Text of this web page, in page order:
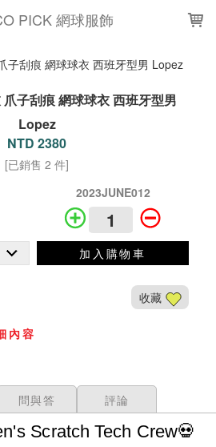
PICK 網球服飾
子刮痕 網球球衣 西班牙型男
Lopez
NTD 2380
[已銷售 2 件]
2023JUNE012
加入購物車
收藏
內容
問與答 評論